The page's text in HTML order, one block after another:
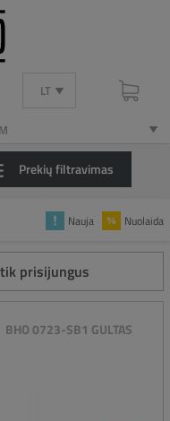
LT
Prekių filtravimas
Nauja Nuolaida
prisijungus
BHO 0723-SB1 GULTAS